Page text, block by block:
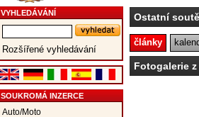
VYHLEDÁVÁNÍ
Rozšířené vyhledávání
SOUKROMÁ INZERCE
Auto/Moto
Ostatní
články
Fotogalerie